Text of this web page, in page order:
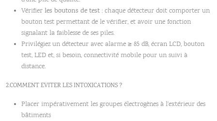
Vérifier les boutons de test : chaque détecteur doit comporter un
bouton test permettant de le vérifier, et avoir une fonction
signalant la faiblesse de ses piles.
Privilégiez un détecteur avec alarme ≥ 85 dB, écran LCD, bouton
test, LED et, si besoin, connectivité mobile pour un suivi à
distance.
2.COMMENT EVITER LES INTOXICATIONS ?
Placer impérativement les groupes électrogènes à l’extérieur des
bâtiments